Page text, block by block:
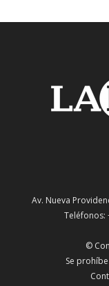
Av. Nueva
Teléfonos:
©
Se